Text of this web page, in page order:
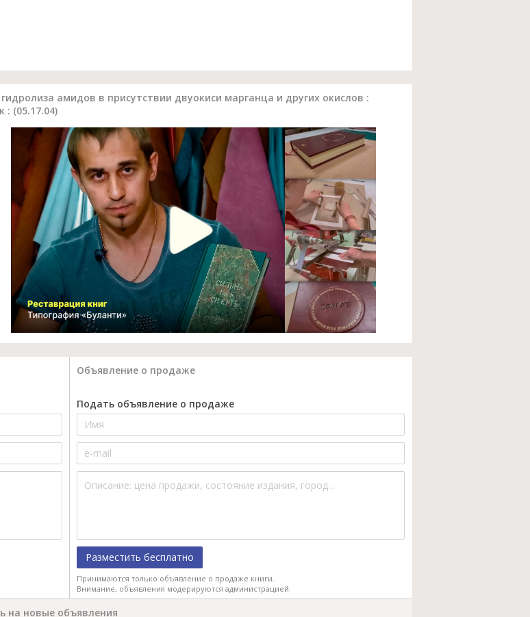
амидов в присутствии двуокиси марганца и других окислов :
: (05.17.04)
Объявление о продаже
Подать объявление о продаже
Разместить бесплатно
Принимаются только объявление о продаже книги.
Внимание, объявления модерируются администрацией.
на новые объявления